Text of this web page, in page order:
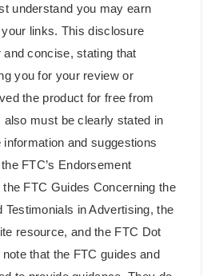
understand you may earn
links. This disclosure
concise, stating that
you for your review or
the product for free from
must be clearly stated in
and suggestions
FTC’s Endorsement
FTC Guides Concerning the
in Advertising, the
resource, and the FTC Dot
that the FTC guides and